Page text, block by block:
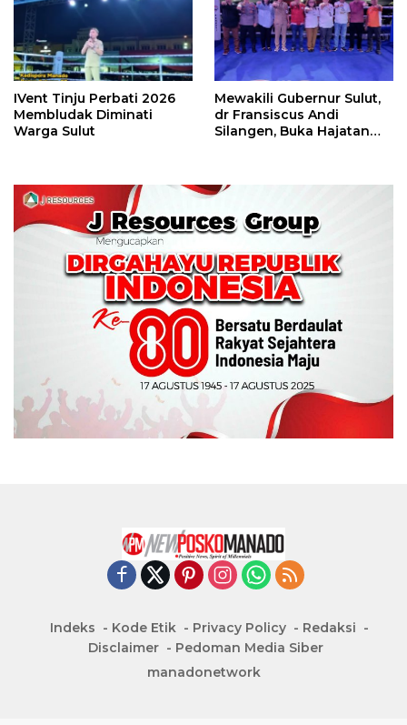
IVent Tinju Perbati 2026
Membludak Diminati
Warga Sulut
Mewakili Gubernur Sulut,
dr Fransiscus Andi
Silangen, Buka Hajatan
Indeks Kode Etik Privacy Policy
Redaksi
Disclaimer
Pedoman Media Siber
manadonetwork